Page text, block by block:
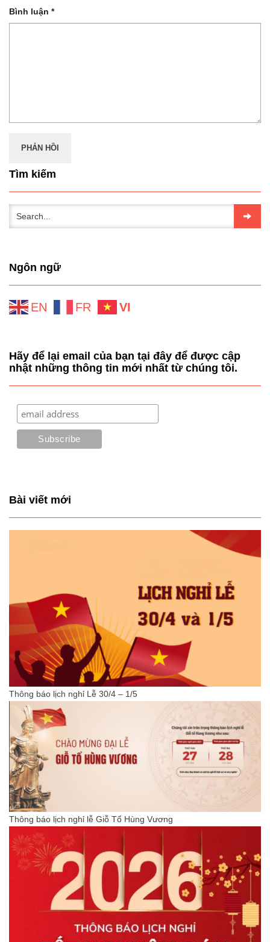
Bình luận *
Tìm kiếm
Ngôn ngữ
EN FR VI
Hãy để lại email của bạn tại đây để được cập
nhật những thông tin mới nhất từ chúng tôi.
Bài viết mới
Thông báo lịch nghỉ Lễ 30/4 – 1/5
Thông báo lịch nghỉ lễ Giỗ Tổ Hùng Vương